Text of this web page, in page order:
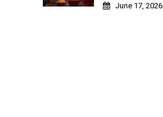
June 17, 2026